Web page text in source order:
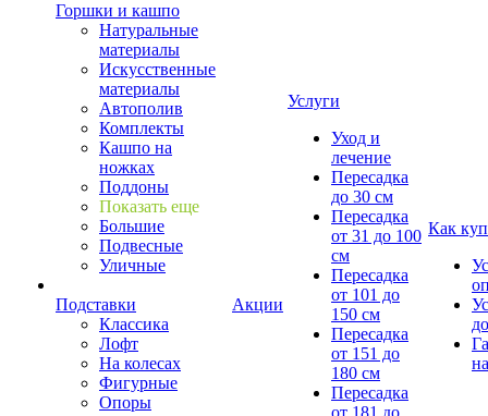
Горшки и кашпо
Натуральные
материалы
Искусственные
материалы
Автополив
Комплекты
Кашпо на
ножках
Поддоны
Показать еще
Большие
Подвесные
Уличные
Подставки
Классика
Лофт
На колесах
Фигурные
Опоры
Акции
Услуги
Уход и
лечение
Пересадка
до 30 см
Пересадка
от 31 до 100
см
Пересадка
от 101 до
150 см
Пересадка
от 151 до
180 см
Пересадка
Как